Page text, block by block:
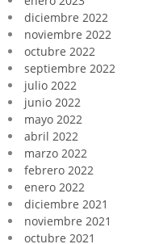
diciembre 2022
noviembre 2022
octubre 2022
septiembre 2022
julio 2022
junio 2022
mayo 2022
abril 2022
marzo 2022
febrero 2022
enero 2022
diciembre 2021
noviembre 2021
octubre 2021